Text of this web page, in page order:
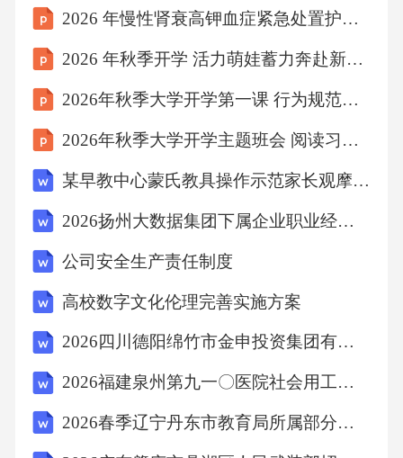
2026 年慢性肾衰高钾血症紧急处置护理个案
2026 年秋季开学 活力萌娃蓄力奔赴新学期
2026年秋季大学开学第一课 行为规范与校规校纪
2026年秋季大学开学主题班会 阅读习惯培养策略课件
某早教中心蒙氏教具操作示范家长观摩公开课通知
2026扬州大数据集团下属企业职业经理人招聘1人备考题库及完整答案详解1套
公司安全生产责任制度
高校数字文化伦理完善实施方案
2026四川德阳绵竹市金申投资集团有限公司第一批招聘40人备考题库及参考答案详解
2026福建泉州第九一〇医院社会用工招聘26人备考题库及1套参考答案详解
2026春季辽宁丹东市教育局所属部分学校面向普通高校招聘急需紧缺教师45人备考题库及1套参考答案详解